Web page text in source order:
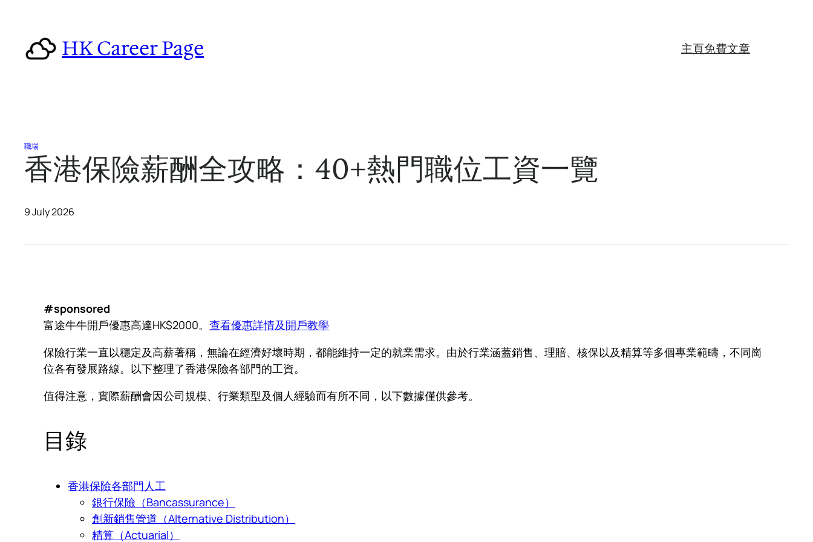
content
HK Career Page 主頁免費文章
職場
香港保險薪酬全攻略：40+熱門職位工資一覽
9 July 2026
#sponsored
富途牛牛開戶優惠高達HK$2000。查看優惠詳情及開戶教學
保險行業一直以穩定及高薪著稱，無論在經濟好壞時期，都能維持一定的就業需求。由於行業涵蓋銷售、理賠、核保以及精算等多個專業範疇，不同崗
位各有發展路線。以下整理了香港保險各部門的工資。
值得注意，實際薪酬會因公司規模、行業類型及個人經驗而有所不同，以下數據僅供參考。
目錄
香港保險各部門人工
銀行保險（Bancassurance）
創新銷售管道（Alternative Distribution）
精算（Actuarial）